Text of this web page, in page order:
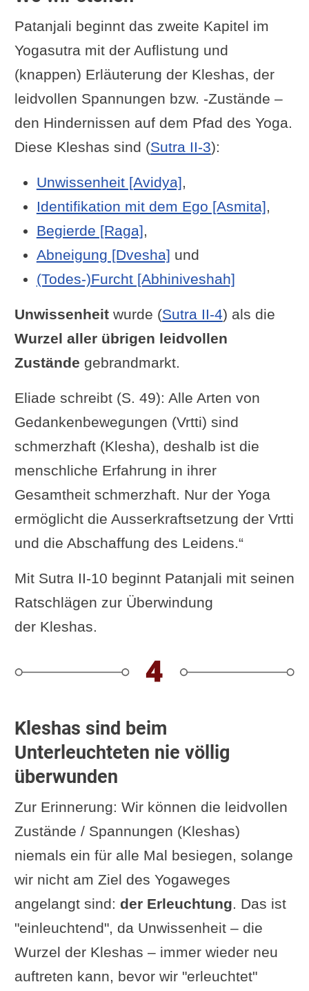
Produktivität
(d. h. das
Verschwinden) des Geistes.“
I. K. Taimni: „Diese,die Subtilen ,
können
werden, indem sie
rückwärts in ihren
Ursprung
aufgelöst werden.“
subtilen Kräften der Korruption kann
durch dieUmkehrung ihres Kurses
entkommen werden.“
Swami Satchidananda: „In subtiler
Form können diese Hindernisse
zerstört werden, indem sie wieder in
ihreursprüngliche Ursache [das
Ego]aufgelöst werden.“
Hindernisse auf eine
Überbleibselform reduziertwurden,
können sie zerstört werden, indem
der Geist in seine ursprüngliche
Ursache zurückversetzt wird.“
Swami Vivekananda: „Diefeinen
Samskarassollen besiegt werden,
indem sie in ihrenKausalzustand
aufgelöstwerden.“
Wim van den Dungen (buddhistischer
subtile Form dieser (Ursachen von
Gedanken während der
Vereinigung, muss durch den
Prozess des
Patanjali beginnt das zweite Kapitel im
Yogasutra mit der Auflistung und
(knappen) Erläuterung der Kleshas, der
leidvollen Spannungen bzw. -Zustände –
den Hindernissen auf dem Pfad des Yoga.
Diese Kleshas sind (Sutra II-3):
Unwissenheit [Avidya],
Identifikation mit dem Ego [Asmita],
Begierde [Raga],
Abneigung [Dvesha] und
(Todes-)Furcht [Abhiniveshah]
Unwissenheitwurde (Sutra II-4) als die
Wurzel aller übrigen leidvollen
Zustände gebrandmarkt.
Eliade schreibt (S. 49): Alle Arten von
Gedankenbewegungen (Vrtti) sind
schmerzhaft (Klesha), deshalb ist die
menschliche Erfahrung in ihrer
Gesamtheit schmerzhaft. Nur der Yoga
ermöglicht die Ausserkraftsetzung der Vrtti
und die Abschaffung des Leidens.“
Mit Sutra II-10 beginnt Patanjali mit seinen
Ratschlägen zur Überwindung
der Kleshas.
Kleshas sind beim
Unterleuchteten nie völlig
überwunden
Zur Erinnerung: Wir können die leidvollen
Zustände / Spannungen (Kleshas)
niemals ein für alle Mal besiegen, solange
wir nicht am Ziel des Yogaweges
angelangt sind: der Erleuchtung. Das ist
"einleuchtend", da Unwissenheit – die
Wurzel der Kleshas – immer wieder neu
auftreten kann, bevor wir "erleuchtet"